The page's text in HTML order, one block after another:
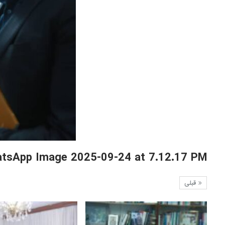
Image 2025-09-24 at 7.12.17 PM
قبلی